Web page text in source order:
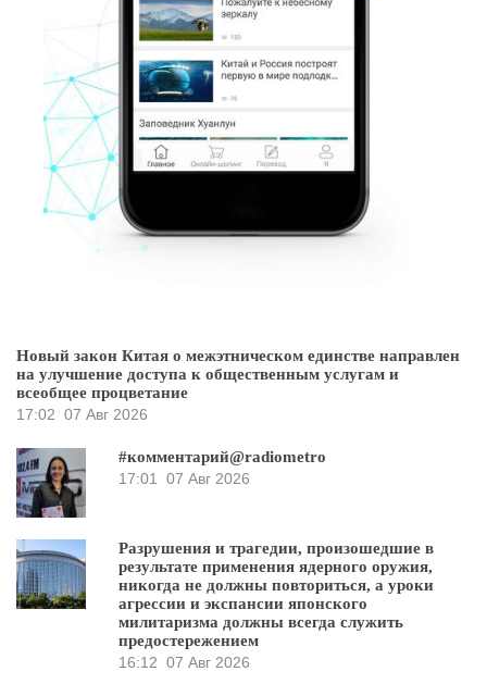
Новый закон Китая о межэтническом единстве направлен
на улучшение доступа к общественным услугам и
всеобщее процветание
17:02 07 Авг 2026
#комментарий@radiometro
17:01
07 Авг 2026
Разрушения и трагедии, произошедшие в
результате применения ядерного оружия,
никогда не должны повториться, а уроки
агрессии и экспансии японского
милитаризма должны всегда служить
предостережением
16:12 07 Авг 2026